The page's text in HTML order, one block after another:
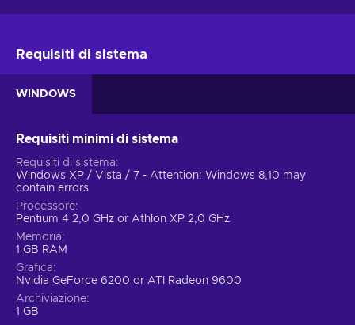
Requisiti di sistema
WINDOWS
Requisiti minimi di sistema
Requisiti di sistema
Windows XP / Vista / 7 - Attention: Windows 8,10 may
contain errors
Processore
Pentium 4 2,0 GHz or Athlon XP 2,0 GHz
Memoria
1 GB RAM
Grafica
Nvidia GeForce 6200 or ATI Radeon 9600
Archiviazione
1 GB